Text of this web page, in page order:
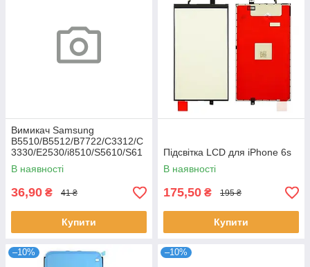
Вимикач Samsung
B5510/B5512/B7722/C3312/C
3330/E2530/i8510/S5610/S61
02
В наявності
36,90 ₴ 41 ₴
Купити
Підсвітка LCD для iPhone 6s
В наявності
175,50 ₴ 195 ₴
Купити
–10% –10%